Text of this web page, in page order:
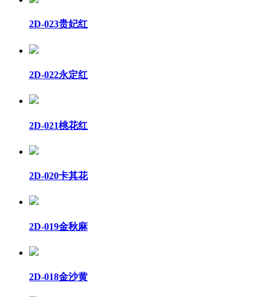
2D-023贵妃红
2D-022永定红
2D-021桃花红
2D-020卡其花
2D-019金秋麻
2D-018金沙黄